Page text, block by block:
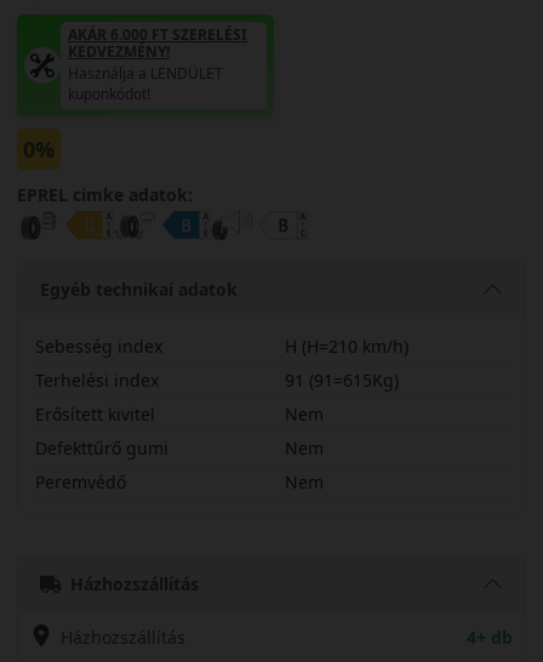
AKÁR 6.000 FT SZERELÉSI
KEDVEZMÉNY!
Használja a LENDÜLET
kuponkódot!
0%
EPREL cimke adatok:
Egyéb technikai adatok
Sebesség index
H (H=210 km/h)
Terhelési index
91 (91=615Kg)
Erősített kivitel
Nem
Defekttűrő gumi
Nem
Peremvédő
Nem
Házhozszállítás
Házhozszállítás 4+ db